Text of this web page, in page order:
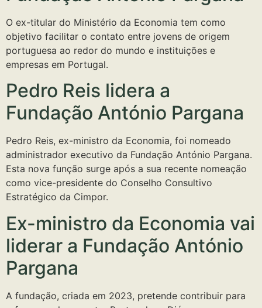
O ex-titular do Ministério da Economia tem como
objetivo facilitar o contato entre jovens de origem
portuguesa ao redor do mundo e instituições e
empresas em Portugal.
Pedro Reis lidera a
Fundação António Pargana
Pedro Reis, ex-ministro da Economia, foi nomeado
administrador executivo da Fundação António Pargana.
Esta nova função surge após a sua recente nomeação
como vice-presidente do Conselho Consultivo
Estratégico da Cimpor.
Ex-ministro da Economia vai
liderar a Fundação António
Pargana
A fundação, criada em 2023, pretende contribuir para